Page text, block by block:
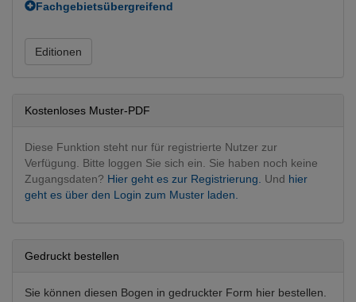
Fachgebietsübergreifend
Radiologie
Radiotherapie
Editionen
Kostenloses Muster-PDF
Diese Funktion steht nur für registrierte Nutzer zur
Verfügung. Bitte loggen Sie sich ein. Sie haben noch keine
Zugangsdaten? Hier geht es zur Registrierung. Und hier
geht es über den Login zum Muster laden.
Gedruckt bestellen
Sie können diesen Bogen in gedruckter Form hier bestellen.